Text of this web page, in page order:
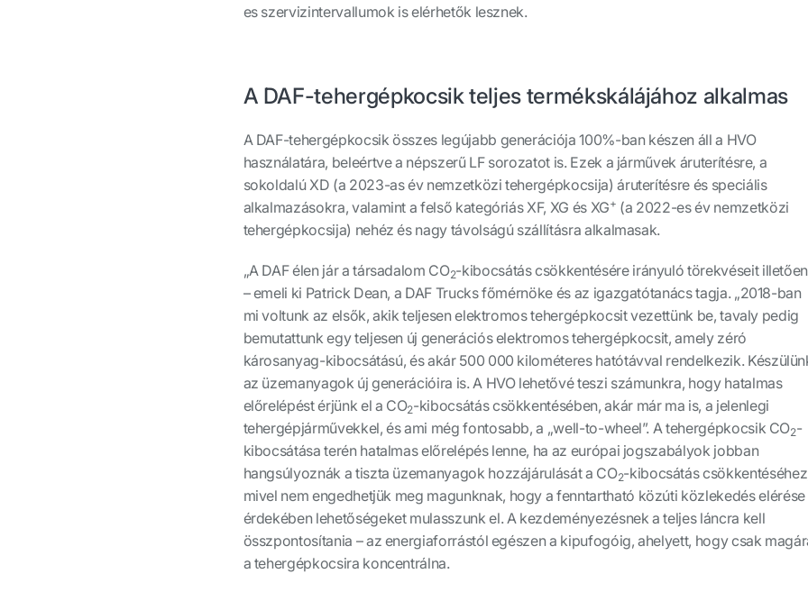
es szervizintervallumok is elérhetők lesznek.
A DAF-tehergépkocsik teljes termékskálájához alkalmas
A DAF-tehergépkocsik összes legújabb generációja 100%-ban készen áll a HVO
használatára, beleértve a népszerű LF sorozatot is. Ezek a járművek áruterítésre, a
sokoldalú XD (a 2023-as év nemzetközi tehergépkocsija) áruterítésre és speciális
alkalmazásokra, valamint a felső kategóriás XF, XG és XG+ (a 2022-es év nemzetközi
tehergépkocsija) nehéz és nagy távolságú szállításra alkalmasak.
„A DAF élen jár a társadalom CO2-kibocsátás csökkentésére irányuló törekvéseit
– emeli ki Patrick Dean, a DAF Trucks főmérnöke és az igazgatótanács tagja. „2018-ban
mi voltunk az elsők, akik teljesen elektromos tehergépkocsit vezettünk be, tavaly pedig
bemutattunk egy teljesen új generációs elektromos tehergépkocsit, amely zéró
károsanyag-kibocsátású, és akár 500 000 kilométeres hatótávval rendelkezik.
az üzemanyagok új generációira is. A HVO lehetővé teszi számunkra, hogy hatalmas
előrelépést érjünk el a CO2-kibocsátás csökkentésében, akár már ma is, a jelenlegi
tehergépjárművekkel, és ami még fontosabb, a „well-to-wheel”. A tehergépkocsik CO2-
kibocsátása terén hatalmas előrelépés lenne, ha az európai jogszabályok jobban
hangsúlyoznák a tiszta üzemanyagok hozzájárulását a CO2-kibocsátás
mivel nem engedhetjük meg magunknak, hogy a fenntartható közúti közlekedés elérése
érdekében lehetőségeket mulasszunk el. A kezdeményezésnek a teljes láncra kell
összpontosítania – az energiaforrástól egészen a kipufogóig, ahelyett, hogy csak
a tehergépkocsira koncentrálna.